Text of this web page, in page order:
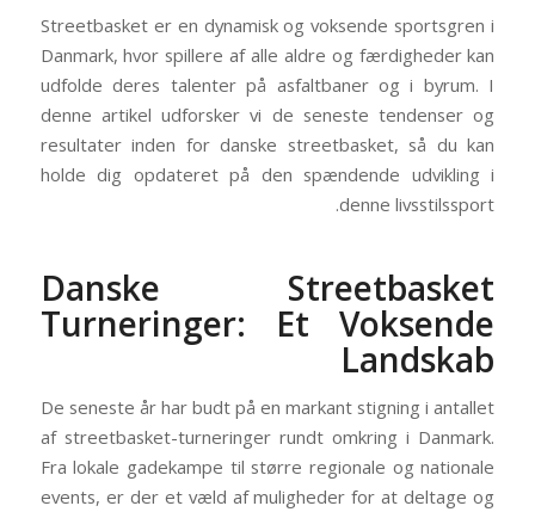
Streetbasket er en dynamisk og voksende sportsgren i
Danmark, hvor spillere af alle aldre og færdigheder kan
udfolde deres talenter på asfaltbaner og i byrum. I
denne artikel udforsker vi de seneste tendenser og
resultater inden for danske streetbasket, så du kan
holde dig opdateret på den spændende udvikling i
denne livsstilssport.
Danske Streetbasket
Turneringer: Et Voksende
Landskab
De seneste år har budt på en markant stigning i antallet
af streetbasket-turneringer rundt omkring i Danmark.
Fra lokale gadekampe til større regionale og nationale
events, er der et væld af muligheder for at deltage og